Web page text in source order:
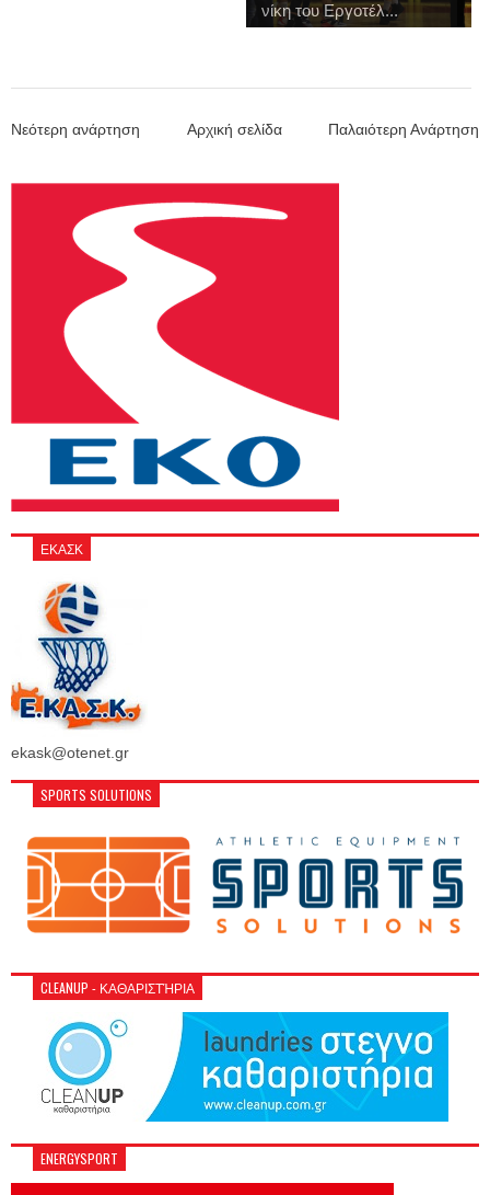
νίκη του Εργοτέλ...
Νεότερη ανάρτηση Παλαιότερη Ανάρτηση
Αρχική σελίδα
ΕΚΑΣΚ
ekask@otenet.gr
SPORTS SOLUTIONS
CLEANUP - ΚΑΘΑΡΙΣΤΉΡΙΑ
ENERGYSPORT